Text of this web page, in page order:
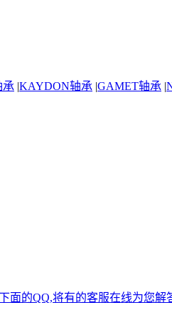
承 |KAYDON轴承 |GAMET轴承 |
面的QQ,将有的客服在线为您解